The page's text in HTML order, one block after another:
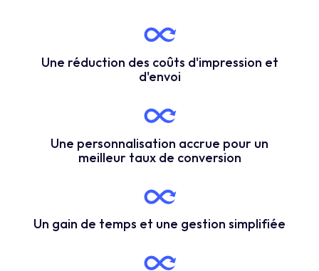
Une réduction des coûts d'impression et
d'envoi
Une personnalisation accrue pour un
meilleur taux de conversion
Un gain de temps et une gestion simplifiée